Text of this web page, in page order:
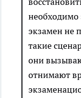
необходимо
экзамен не
такие
они
отнимают